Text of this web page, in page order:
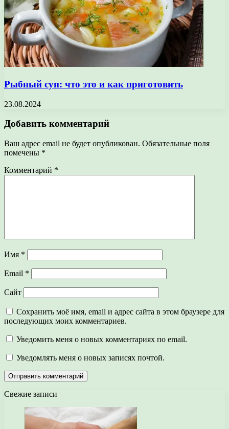
Рыбный суп: что это и как приготовить
23.08.2024
Добавить комментарий
Ваш адрес email не будет опубликован. Обязательные поля
помечены *
Комментарий *
Имя *
Email *
Сайт
Сохранить моё имя, email и адрес сайта в этом браузере для
последующих моих комментариев.
Уведомить меня о новых комментариях по email.
Уведомлять меня о новых записях почтой.
Свежие записи